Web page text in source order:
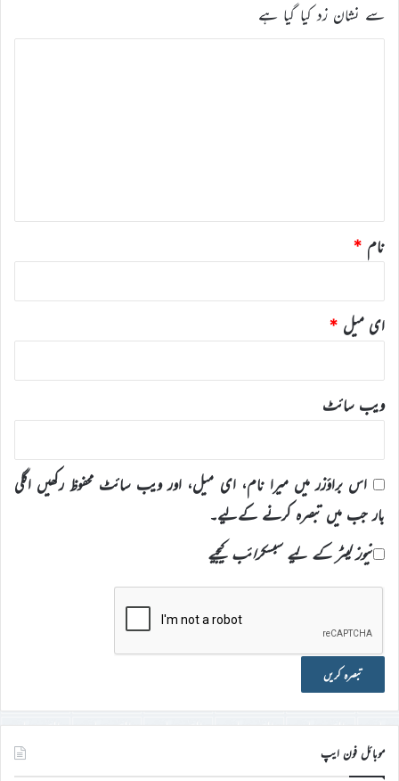
سے نشان زد کیا گیا ہے
نام *
ای میل *
ویب‌ سائٹ
اس براؤزر میں میرا نام، ای میل، اور ویب سائٹ محفوظ رکھیں اگلی
بار جب میں تبصرہ کرنے کےلیے۔
نیوز لیٹر کے لیے سبسکرائب کیجیے
موبائل فون ایپ